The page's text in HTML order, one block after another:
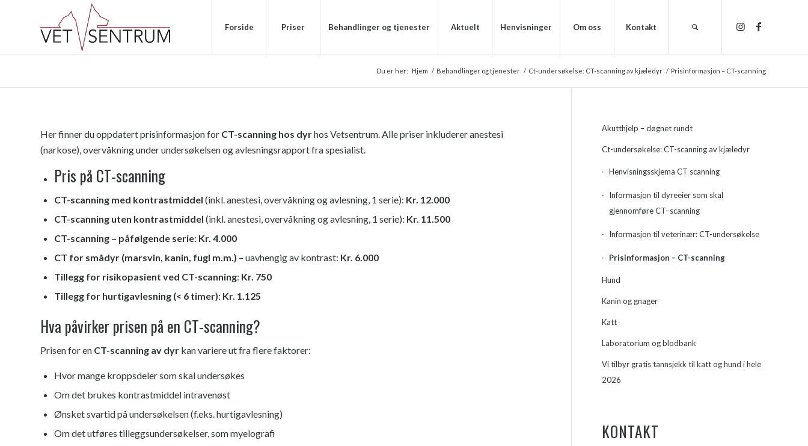
Forside Priser Behandlinger og tjenester Aktuelt Henvisninger Om oss Kontakt
Du er her: Hjem / Behandlinger og tjenester / Ct-undersøkelse: CT-scanning av kjæledyr / Prisinformasjon – CT-scanning
Her finner du oppdatert prisinformasjon for CT-scanning hos dyrhos Vetsentrum. Alle priser inkluderer anestesi
(narkose), overvåkning under undersøkelsen og avlesningsrapport fra spesialist.
Pris på CT-scanning
CT-scanning med kontrastmiddel (inkl. anestesi, overvåkning og avlesning, 1 serie): Kr. 12.000
CT-scanning uten kontrastmiddel (inkl. anestesi, overvåkning og avlesning, 1 serie): Kr. 11.500
CT-scanning – påfølgende serie: Kr. 4.000
CT for smådyr (marsvin, kanin, fugl m.m.) – uavhengig av kontrast: Kr. 6.000
Tillegg for risikopasient ved CT-scanning: Kr. 750
Tillegg for hurtigavlesning (< 6 timer): Kr. 1.125
Hva påvirker prisen på en CT-scanning?
Prisen for en CT-scanning av dyr kan variere ut fra flere faktorer:
Hvor mange kroppsdeler som skal undersøkes
Om det brukes kontrastmiddel intravenøst
Ønsket svartid på undersøkelsen (f.eks. hurtigavlesning)
Om det utføres tilleggsundersøkelser, som myelografi
Akutthjelp – døgnet rundt
Ct-undersøkelse: CT-scanning av kjæledyr
Henvisningsskjema CT scanning
Informasjon til dyreeier som skal
gjennomføre CT–scanning
Informasjon til veterinær: CT-undersøkelse
Prisinformasjon – CT-scanning
Hund
Kanin og gnager
Katt
Laboratorium og blodbank
Vi tilbyr gratis tannsjekk til katt og hund i hele
2026
KONTAKT